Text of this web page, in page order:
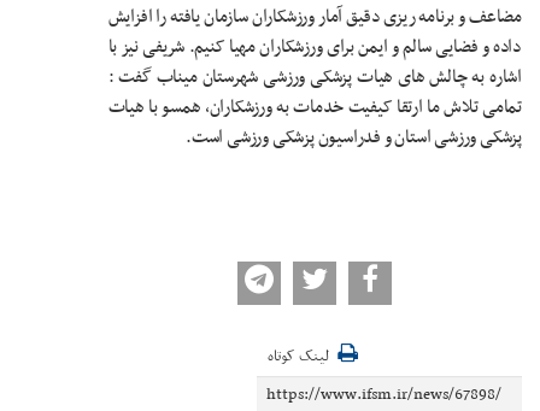
مضاعف و برنامه ریزی دقیق آمار ورزشکاران سازمان یافته را افزایش
داده و فضایی سالم و ایمن برای ورزشکاران مهیا کنیم. شریفی نیز با
اشاره به چالش های هیات پزشکی ورزشی شهرستان میناب گفت :
تمامی تلاش ما ارتقا کیفیت خدمات به ورزشکاران، همسو با هیات
پزشکی ورزشی استان و فدراسیون پزشکی ورزشی است.
لینک کوتاه